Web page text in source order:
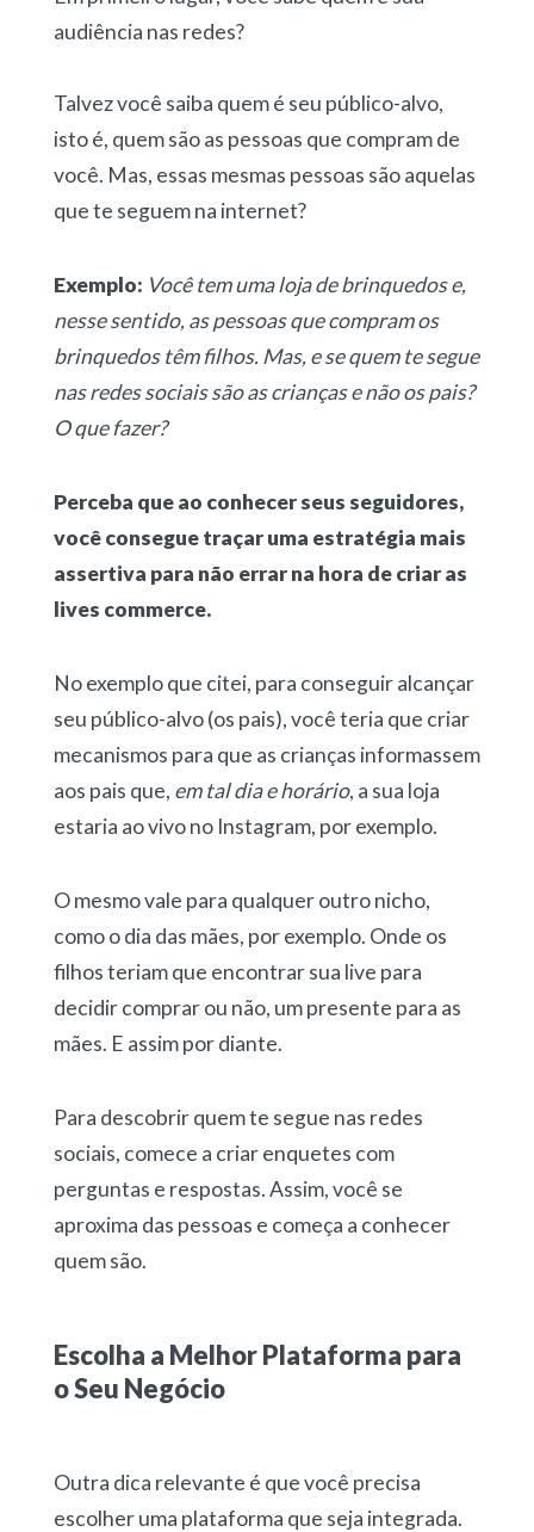
audiência nas redes?
Talvez você saiba quem é seu público-alvo,
isto é, quem são as pessoas que compram de
você. Mas, essas mesmas pessoas são aquelas
que te seguem na internet?
Exemplo: Você tem uma loja de brinquedos e,
nesse sentido, as pessoas que compram os
brinquedos têm filhos. Mas, e se quem te segue
nas redes sociais são as crianças e não os pais?
O que fazer?
Perceba que ao conhecer seus seguidores,
você consegue traçar uma estratégia mais
assertiva para não errar na hora de criar as
lives commerce.
No exemplo que citei, para conseguir alcançar
seu público-alvo (os pais), você teria que criar
mecanismos para que as crianças informassem
aos pais que, em tal dia e horário, a sua loja
estaria ao vivo no Instagram, por exemplo.
O mesmo vale para qualquer outro nicho,
como o dia das mães, por exemplo. Onde os
filhos teriam que encontrar sua live para
decidir comprar ou não, um presente para as
mães. E assim por diante.
Para descobrir quem te segue nas redes
sociais, comece a criar enquetes com
perguntas e respostas. Assim, você se
aproxima das pessoas e começa a conhecer
quem são.
Escolha a Melhor Plataforma para
o Seu Negócio
Outra dica relevante é que você precisa
escolher uma plataforma que seja integrada.